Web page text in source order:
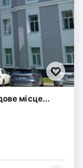
місце...